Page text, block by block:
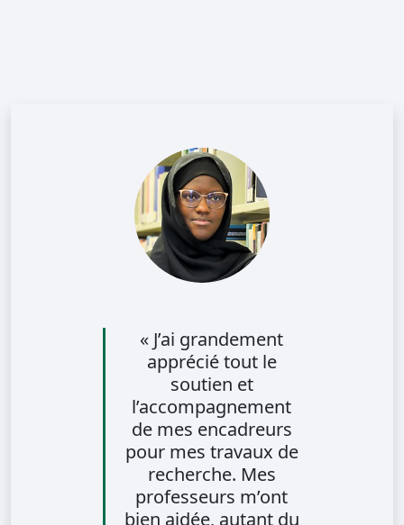
« J’ai grandement
apprécié tout le
soutien et
l’accompagnement
de mes encadreurs
pour mes travaux de
recherche. Mes
professeurs m’ont
bien aidée, autant du